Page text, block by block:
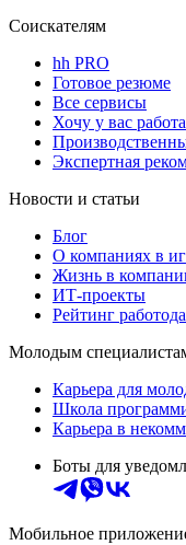
Соискателям
hh PRO
Готовое резюме
Все сервисы
Хочу у вас
Экспертная
Новости и статьи
Блог
О компаниях в
Жизнь в
ИТ-проекты
Рейтинг
Молодым
Карьера для
Школа
Карьера в
Боты для
Мобильное